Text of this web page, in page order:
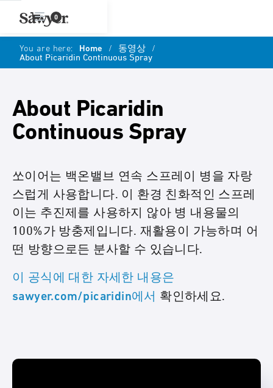
0
You are here: Home / 동영상 /
About Picaridin Continuous Spray
About Picaridin
Continuous Spray
쏘이어는 백온밸브 연속 스프레이 병을 자랑
스럽게 사용합니다. 이 환경 친화적인 스프레
이는 추진제를 사용하지 않아 병 내용물의
100%가 방충제입니다. 재활용이 가능하며 어
떤 방향으로든 분사할 수 있습니다.
이 공식에 대한 자세한 내용은
sawyer.com/picaridin에서 확인하세요.